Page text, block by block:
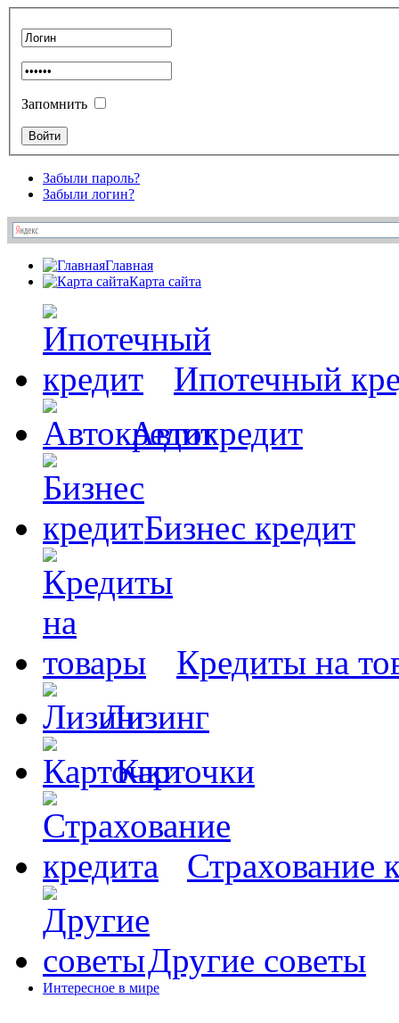
Запомнить
Забыли пароль?
Забыли логин?
Главная
Карта сайта
Ипотечный
Автокредит
Бизнес кредит
Кредиты на
Лизинг
Карточки
Страхование
Другие советы
Интересное в мире